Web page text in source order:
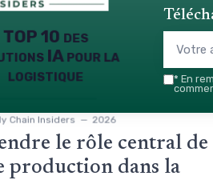
TOP 10 des
IA pour la
logistique
Chain Insiders — 2026
* En
le rôle central de
production dans la